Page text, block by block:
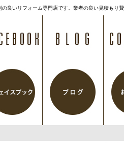
良いリフォーム専門店です。業者の良い見積もり